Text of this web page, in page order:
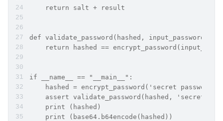
    return salt + result
def validate_password(hashed, input_password):
return hashed ==
if __name__ == "__main__":
    hashed = encrypt_password('secret password')
assert validate_password(hashed, 'secret
    print (hashed)
    print (base64.b64encode(hashed))